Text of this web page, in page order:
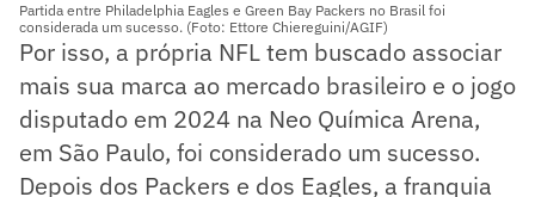
Partida entre Philadelphia Eagles e Green Bay Packers no Brasil foi
considerada um sucesso. (Foto: Ettore Chiereguini/AGIF)
Por isso, a própria NFL tem buscado associar
mais sua marca ao mercado brasileiro e o jogo
disputado em 2024 na Neo Química Arena,
em São Paulo, foi considerado um sucesso.
Depois dos Packers e dos Eagles, a franquia